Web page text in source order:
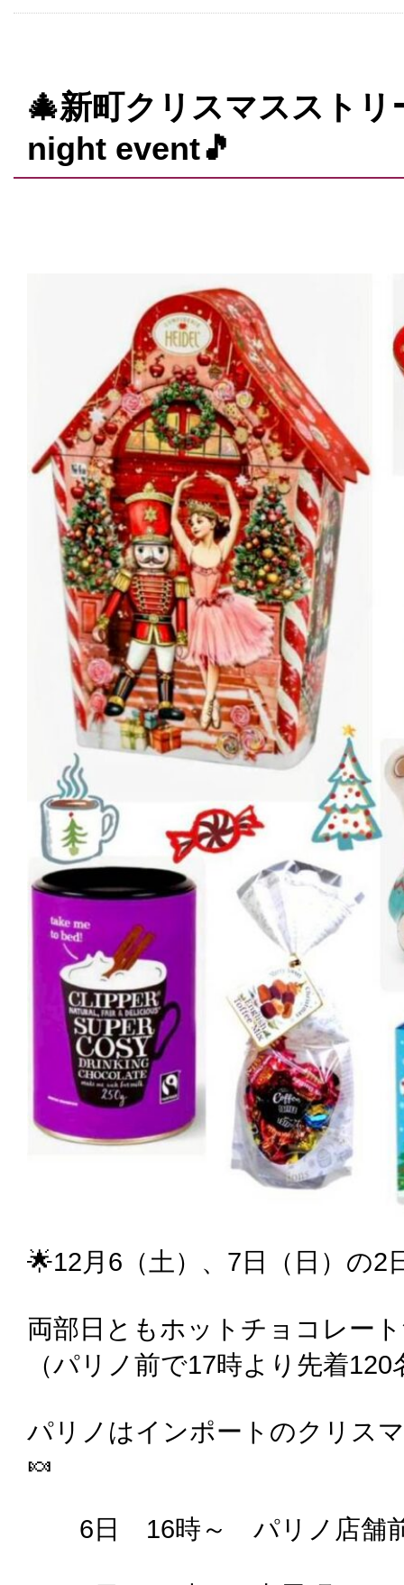
🎄新町クリスマスストリ
night event🎵
🌟12月6（土）、7日（日）の2
両部日ともホットチョコレー
（パリノ前で17時より先着120
パリノはインポートのクリス
🍬
6日 16時～ パリノ店舗